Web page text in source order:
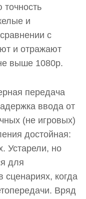
и
с
и отражают
выше 1080p.
передача
ввода от
(не игровых)
достойная:
Устарели, но
для
сценариях, когда
Вряд